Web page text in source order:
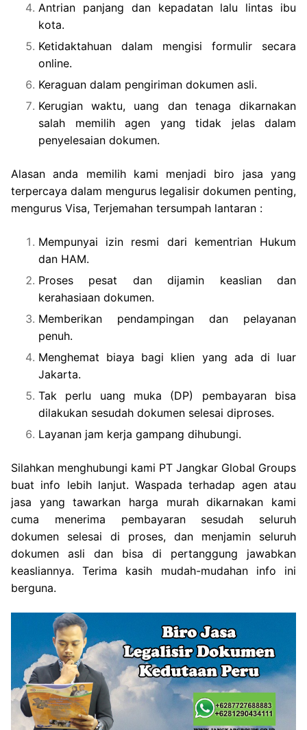
Antrian panjang dan kepadatan lalu lintas ibu
kota.
Ketidaktahuan dalam mengisi formulir secara
online.
Keraguan dalam pengiriman dokumen asli.
Kerugian waktu, uang dan tenaga dikarnakan
salah memilih agen yang tidak jelas dalam
penyelesaian dokumen.
Alasan anda memilih kami menjadi biro jasa yang
terpercaya dalam mengurus legalisir dokumen penting,
mengurus Visa, Terjemahan tersumpah lantaran :
Mempunyai izin resmi dari kementrian Hukum
dan HAM.
Proses pesat dan dijamin keaslian dan
kerahasiaan dokumen.
Memberikan pendampingan dan pelayanan
penuh.
Menghemat biaya bagi klien yang ada di luar
Jakarta.
Tak perlu uang muka (DP) pembayaran bisa
dilakukan sesudah dokumen selesai diproses.
Layanan jam kerja gampang dihubungi.
Silahkan menghubungi kami PT Jangkar Global Groups
buat info lebih lanjut. Waspada terhadap agen atau
jasa yang tawarkan harga murah dikarnakan kami
cuma menerima pembayaran sesudah seluruh
dokumen selesai di proses, dan menjamin seluruh
dokumen asli dan bisa di pertanggung jawabkan
keasliannya. Terima kasih mudah-mudahan info ini
berguna.